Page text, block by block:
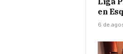
en
6 de